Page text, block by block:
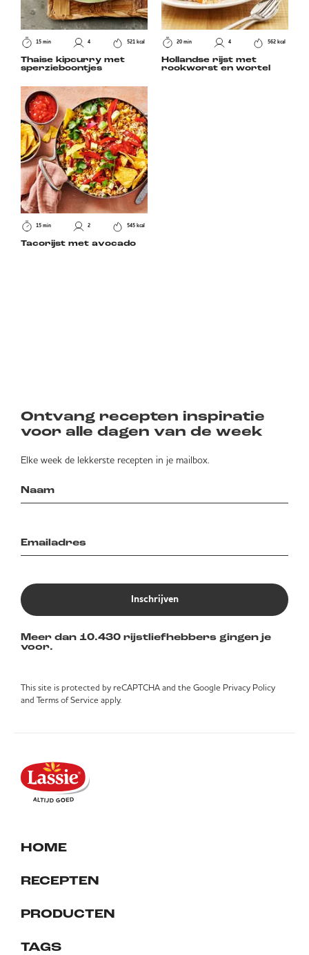
15 min 4 521 kcal
Thaise kipcurry met
sperzieboontjes
20 min 4 562 kcal
Hollandse rijst met
rookworst en wortel
15 min 2 545 kcal
Tacorijst met avocado
Ontvang recepten inspiratie
voor alle dagen van de week
Elke week de lekkerste recepten in je mailbox.
Inschrijven
Meer dan 10.430 rijstliefhebbers gingen je
voor.
This site is protected by reCAPTCHA and the Google Privacy Policy
and Terms of Service apply.
HOME
RECEPTEN
PRODUCTEN
TAGS